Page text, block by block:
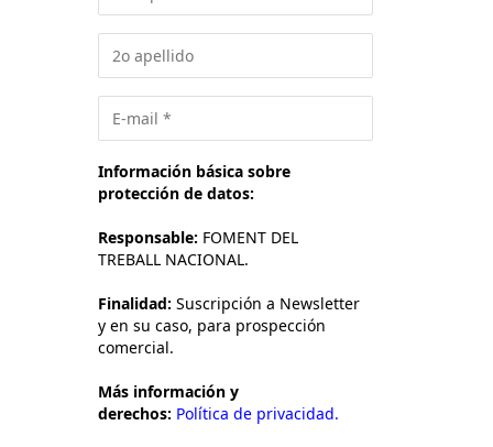
Información básica sobre
protección de datos:
Responsable: FOMENT DEL
TREBALL NACIONAL.
Finalidad: Suscripción a Newsletter
y en su caso, para prospección
comercial.
Más información y
derechos: Política de privacidad.